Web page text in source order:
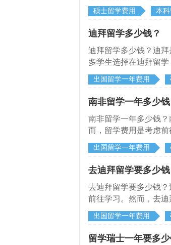
成本。
硕士留学费用 本
迪拜留学多少钱？
迪拜留学多少钱？迪
多学生选择在迪拜留
出国留学一年费用
南非留学一年多少钱
南非留学一年多少钱
而，留学费用是考虑
以帮助到大家。
出国留学一年费用
去迪拜留学要多少钱
去迪拜留学要多少钱
前往学习。然而，去
出国留学一年费用
留学瑞士一年要多少